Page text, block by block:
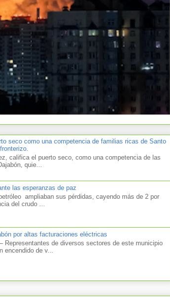
seco como una competencia de familias ricas de Santo
califica el puerto seco, como una competencia de las
quie...
las esperanzas de paz
ampliaban sus pérdidas, cayendo más de 2 por
del crudo ...
por altas facturaciones eléctricas
Representantes de diversos sectores de este municipio
encendido de v...